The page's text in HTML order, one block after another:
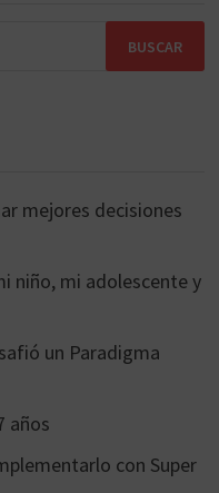
mejores decisiones
niño, mi adolescente y
un Paradigma
años
con Super